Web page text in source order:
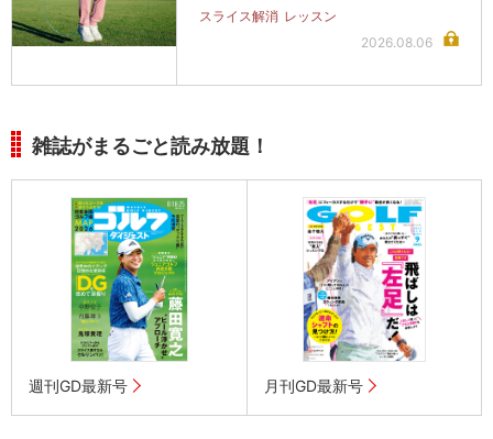
スライス解消 レッスン
2026.08.06
雑誌がまるごと読み放題！
週刊GD最新号 月刊GD最新号